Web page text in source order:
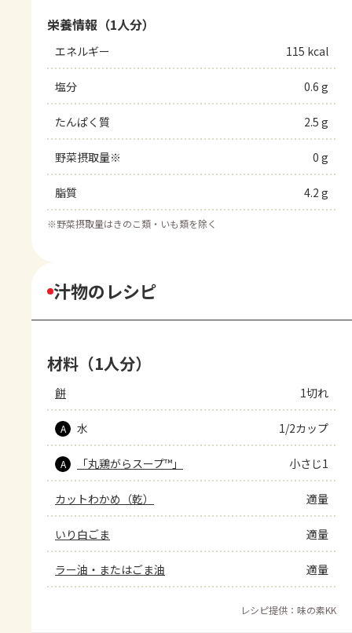
栄養情報（1人分）
エネルギー 115 kcal
塩分 0.6 g
たんぱく質 2.5 g
野菜摂取量※ 0 g
脂質 4.2 g
※野菜摂取量はきのこ類・いも類を除く
汁物のレシピ
材料（1人分）
餅 1切れ
A 水 1/2カップ
A 「丸鶏がらスープ™」 小さじ1
カットわかめ（乾） 適量
いり白ごま 適量
ラー油・またはごま油 適量
レシピ提供：味の素KK